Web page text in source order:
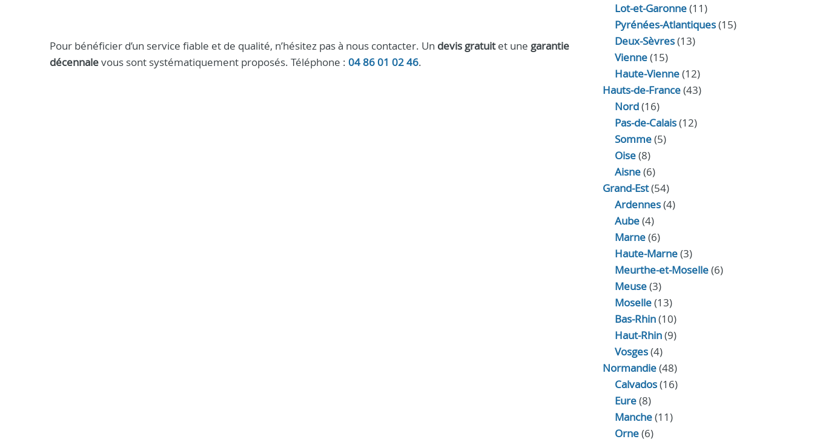
Pour bénéficier d’un service fiable et de qualité, n’hésitez pas à nous contacter. Un devis gratuitet une garantie
décennalevous sont systématiquement proposés. Téléphone : 04 86 01 02 46.
Lot-et-Garonne(11)
Pyrénées-Atlantiques(15)
Deux-Sèvres(13)
Vienne(15)
Haute-Vienne(12)
Hauts-de-France(43)
Nord(16)
Pas-de-Calais(12)
Somme(5)
Oise(8)
Aisne(6)
Grand-Est(54)
Ardennes(4)
Aube(4)
Marne(6)
Haute-Marne(3)
Meurthe-et-Moselle(6)
Meuse(3)
Moselle(13)
Bas-Rhin(10)
Haut-Rhin(9)
Vosges(4)
Normandie(48)
Calvados(16)
Eure(8)
Manche(11)
Orne(6)